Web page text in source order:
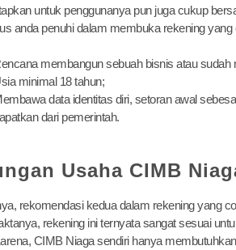
untuk penggunanya pun juga cukup
anda penuhi dalam membuka rekening yang
membangun sebuah bisnis atau sudah
minimal 18 tahun;
data identitas diri, setoran awal
dari pemerintah.
Usaha CIMB
rekomendasi kedua dalam rekening yang
rekening ini ternyata sangat sesuai
CIMB Niaga sendiri hanya